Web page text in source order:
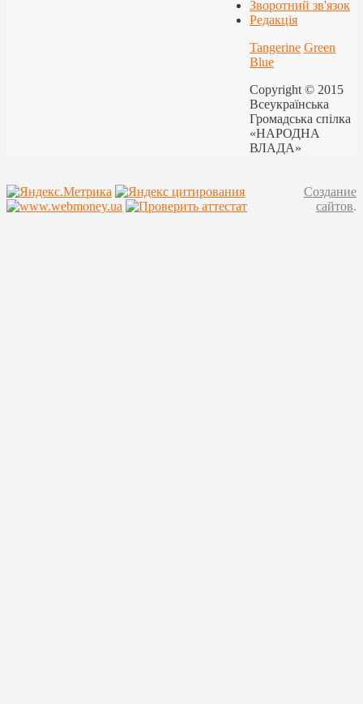
Зворотний зв'язок
Редакція
Tangerine Green
Blue
Copyright © 2015
Всеукраїнська
Громадська спілка
«НАРОДНА
ВЛАДА»
Создание
сайтов.